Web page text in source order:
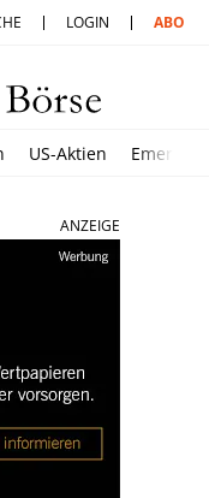
LOGIN ABO
US-Aktien
ANZEIGE